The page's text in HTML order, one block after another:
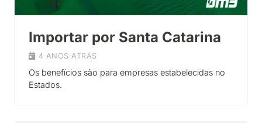
Importar por Santa Catarina
4 ANOS ATRÁS
Os benefícios são para empresas estabelecidas no
Estados.